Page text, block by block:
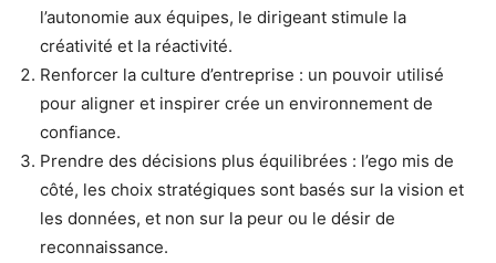
l’autonomie aux équipes, le dirigeant stimule la
créativité et la réactivité.
Renforcer la culture d’entreprise : un pouvoir utilisé
pour aligner et inspirer crée un environnement de
confiance.
Prendre des décisions plus équilibrées : l’ego mis de
côté, les choix stratégiques sont basés sur la vision et
les données, et non sur la peur ou le désir de
reconnaissance.